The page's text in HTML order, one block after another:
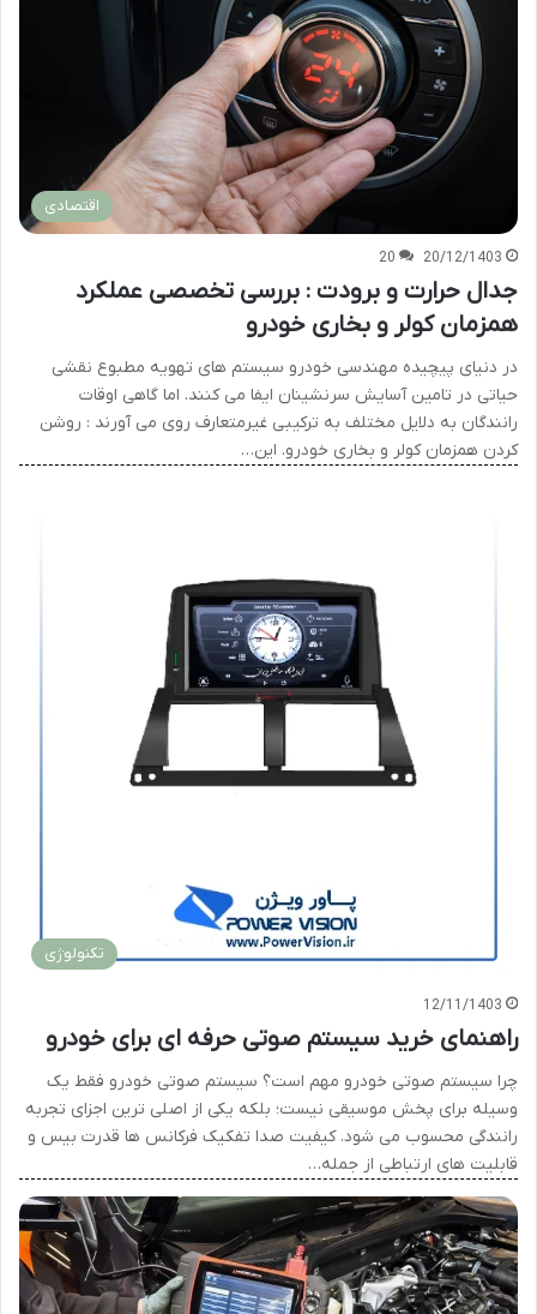
اقتصادی
20/12/1403
20
جدال حرارت و برودت : بررسی تخصصی عملکرد
همزمان کولر و بخاری خودرو
در دنیای پیچیده مهندسی خودرو سیستم های تهویه مطبوع نقشی
حیاتی در تامین آسایش سرنشینان ایفا می کنند. اما گاهی اوقات
رانندگان به دلایل مختلف به ترکیبی غیرمتعارف روی می آورند : روشن
کردن همزمان کولر و بخاری خودرو. این…
تکنولوژی
12/11/1403
راهنمای خرید سیستم صوتی حرفه ای برای خودرو
چرا سیستم صوتی خودرو مهم است؟ سیستم صوتی خودرو فقط یک
وسیله برای پخش موسیقی نیست؛ بلکه یکی از اصلی ترین اجزای تجربه
رانندگی محسوب می شود. کیفیت صدا تفکیک فرکانس ها قدرت بیس و
قابلیت های ارتباطی از جمله…